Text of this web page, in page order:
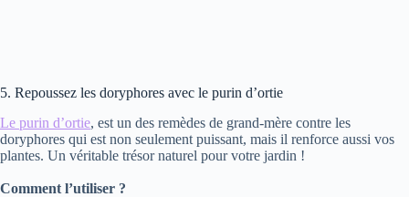
5. Repoussez les doryphores avec le purin d’ortie
Le purin d’ortie, est un des remèdes de grand-mère contre les
doryphores qui est non seulement puissant, mais il renforce aussi vos
plantes. Un véritable trésor naturel pour votre jardin !
Comment l’utiliser ?